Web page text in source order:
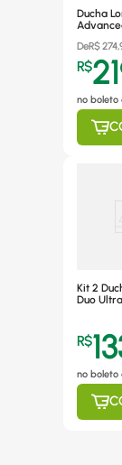
Ducha
DeR$
R$
no boleto
Kit 2
Duo
R$
no boleto